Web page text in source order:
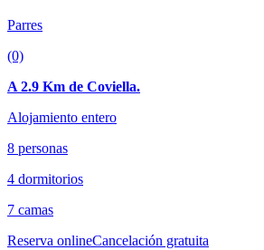
Parres
(0)
A 2.9 Km de Coviella.
Alojamiento entero
8 personas
4 dormitorios
7 camas
Reserva onlineCancelación gratuita